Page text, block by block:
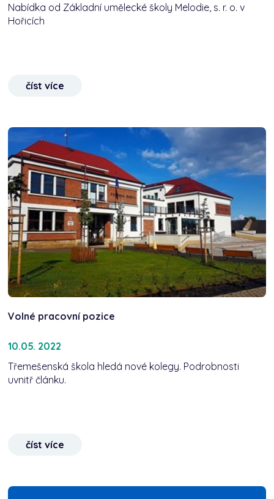
Nabídka od Základní umělecké školy Melodie, s. r. o. v
Hořicích
číst více
Volné pracovní pozice
10.05. 2022
Třemešenská škola hledá nové kolegy. Podrobnosti
uvnitř článku.
číst více